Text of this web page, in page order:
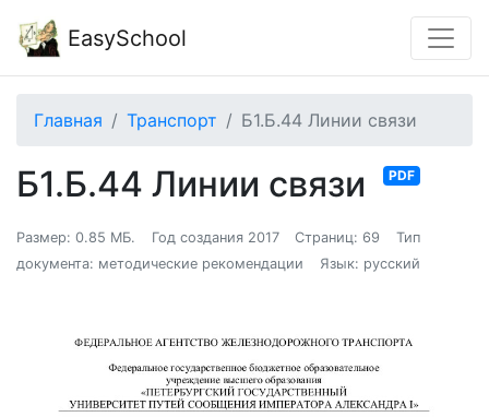
EasySchool
Главная Транспорт Б1.Б.44 Линии связи
Б1.Б.44 Линии связи PDF
Размер: 0.85 МБ. Год создания 2017 Страниц: 69
Тип
документа: методические рекомендации
Язык: русский